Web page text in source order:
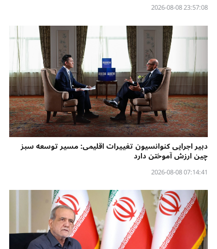
23:57:08 2026-08-08
دبیر اجرایی کنوانسیون تغییرات اقلیمی: مسیر توسعه سبز
چین ارزش آموختن دارد
07:14:41 2026-08-08